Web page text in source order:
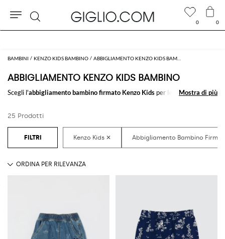
BAMBINI KENZO KIDS BAMBINO
ABBIGLIAMENTO KENZO KIDS BAMBINO
Scegli l'abbigliamento bambino firmato Kenzo Kids per le giornate di
divertenti outfit per il tuo ometto.
Scopria la nuova collezione di abbigliamento bimbo Kenzo Kids onlinesu
Mostra di più
Mostra di più
25 Prodotti
0 0
Cerca